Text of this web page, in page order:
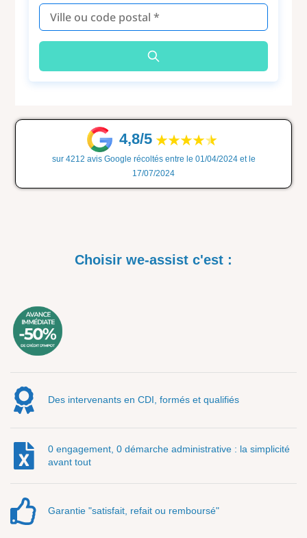
4,8/5
sur 4212 avis Google récoltés entre le 01/04/2024 et le
17/07/2024
Choisir we-assist c'est :
Des intervenants en CDI, formés et qualifiés
0 engagement, 0 démarche administrative : la simplicité
avant tout
Garantie "satisfait, refait ou remboursé"